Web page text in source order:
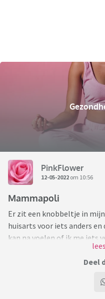
PinkFlower
12-05-2022 om 10:56
Mammapoli
Er zit een knobbeltje in
huisarts voor iets anders
kan na voelen of ik me iets
Het gezicht van de huisarts
Ik zag duidelijk iets van
Deel